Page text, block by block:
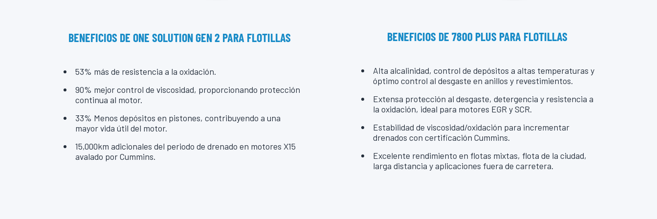
BENEFICIOS DE ONE SOLUTION GEN 2 PARA FLOTILLAS
53% más de resistencia a la oxidación.
90% mejor control de viscosidad, proporcionando protección
continua al motor.
33% Menos depósitos en pistones, contribuyendo a una
mayor vida útil del motor.
15,000km adicionales del periodo de drenado en motores X15
avalado por Cummins.
BENEFICIOS DE 7800 PLUS PARA FLOTILLAS
Alta alcalinidad, control de depósitos a altas temperaturas y
óptimo control al desgaste en anillos y revestimientos.
Extensa protección al desgaste, detergencia y resistencia a
la oxidación, ideal para motores EGR y SCR.
Estabilidad de viscosidad/oxidación para incrementar
drenados con certificación Cummins.
Excelente rendimiento en flotas mixtas, flota de la ciudad,
larga distancia y aplicaciones fuera de carretera.